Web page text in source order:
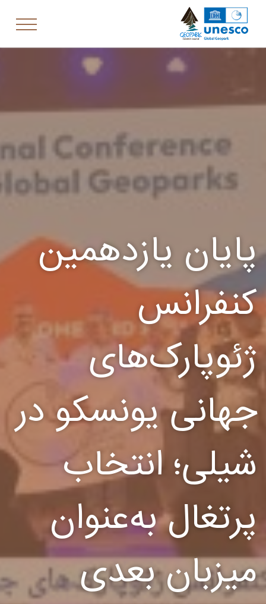
پایان یازدهمین
کنفرانس
ژئوپارک‌های
جهانی یونسکو در
شیلی؛ انتخاب
پرتغال به‌عنوان
میزبان بعدی